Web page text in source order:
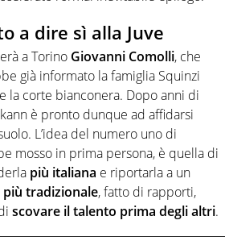
a dire sì alla Juve
a Torino Giovanni Comolli, che
già informato la famiglia Squinzi
la corte bianconera. Dopo anni di
è pronto dunque ad affidarsi
L’idea del numero uno di
mosso in prima persona, è quella di
più italiana e riportarla a un
tradizionale, fatto di rapporti,
scovare il talento prima degli altri.